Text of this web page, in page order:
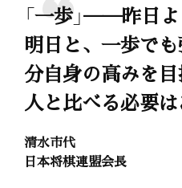
「一歩」──昨日
明日と、一歩で
分自身の高みを目
人と比べる必要
清水市代
日本将棋連盟会長